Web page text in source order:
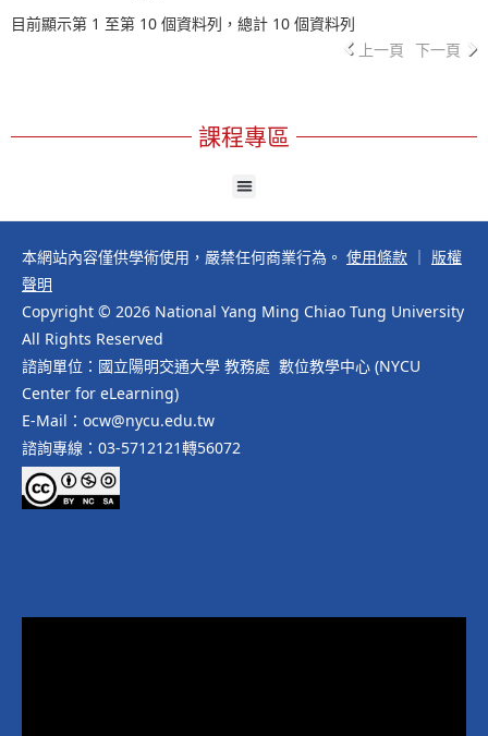
目前顯示第 1 至第 10 個資料列，總計 10 個資料列
上一頁 下一頁
課程專區
本網站內容僅供學術使用，嚴禁任何商業行為。 使用條款
版權
聲明
Copyright © 2026 National Yang Ming Chiao Tung University
All Rights Reserved
諮詢單位：國立陽明交通大學 教務處 數位教學中心 (NYCU
Center for eLearning)
E-Mail：ocw@nycu.edu.tw
諮詢專線：03-5712121轉56072